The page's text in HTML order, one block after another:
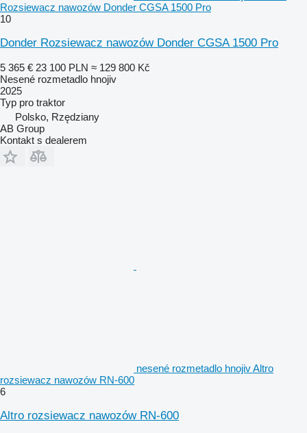
Rozsiewacz nawozów Donder CGSA 1500 Pro
10
Donder Rozsiewacz nawozów Donder CGSA 1500 Pro
5 365 € 23 100 PLN ≈ 129 800 Kč
Nesené rozmetadlo hnojiv
2025
Typ pro traktor
Polsko, Rzędziany
AB Group
Kontakt s dealerem
nesené rozmetadlo hnojiv Altro
rozsiewacz nawozów RN-600
6
Altro rozsiewacz nawozów RN-600